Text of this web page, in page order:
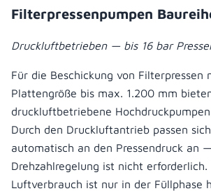
Filterpressenpumpen
Druckluftbetrieben — bis 16 bar
Für die Beschickung von Filterpressen
Plattengröße bis max. 1.200 mm
druckluftbetriebene
Durch den Druckluftantrieb passen
automatisch an den Pressendruck an
Drehzahlregelung ist nicht erforderlich.
Luftverbrauch ist nur in der Füllphase